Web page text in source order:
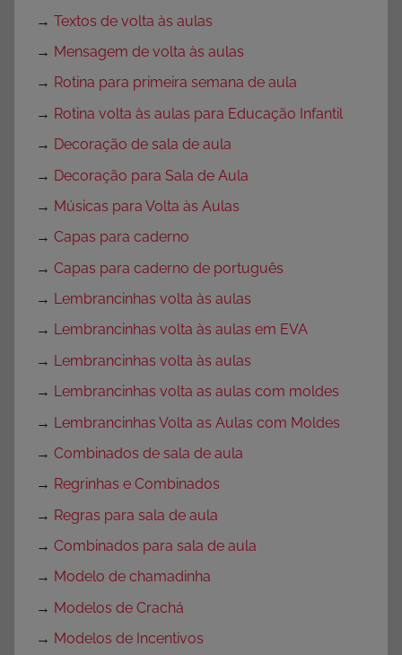
→ Textos de volta às aulas
→ Mensagem de volta às aulas
→ Rotina para primeira semana de aula
→ Rotina volta às aulas para Educação Infantil
→ Decoração de sala de aula
→ Decoração para Sala de Aula
→ Músicas para Volta às Aulas
→ Capas para caderno
→ Capas para caderno de português
→ Lembrancinhas volta às aulas
→ Lembrancinhas volta às aulas em EVA
→ Lembrancinhas volta às aulas
→ Lembrancinhas volta as aulas com moldes
→ Lembrancinhas Volta as Aulas com Moldes
→ Combinados de sala de aula
→ Regrinhas e Combinados
→ Regras para sala de aula
→ Combinados para sala de aula
→ Modelo de chamadinha
→ Modelos de Crachá
→ Modelos de Incentivos